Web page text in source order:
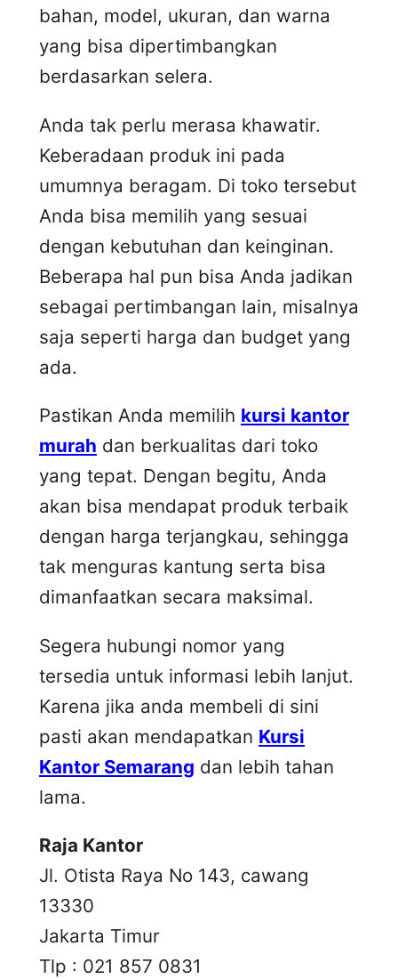
bahan, model, ukuran, dan warna
yang bisa dipertimbangkan
berdasarkan selera.
Anda tak perlu merasa khawatir.
Keberadaan produk ini pada
umumnya beragam. Di toko tersebut
Anda bisa memilih yang sesuai
dengan kebutuhan dan keinginan.
Beberapa hal pun bisa Anda jadikan
sebagai pertimbangan lain, misalnya
saja seperti harga dan budget yang
ada.
Pastikan Anda memilih kursi kantor
murah dan berkualitas dari toko
yang tepat. Dengan begitu, Anda
akan bisa mendapat produk terbaik
dengan harga terjangkau, sehingga
tak menguras kantung serta bisa
dimanfaatkan secara maksimal.
Segera hubungi nomor yang
tersedia untuk informasi lebih lanjut.
Karena jika anda membeli di sini
pasti akan mendapatkan Kursi
Kantor Semarang dan lebih tahan
lama.
Raja Kantor
Jl. Otista Raya No 143, cawang
13330
Jakarta Timur
Tlp : 021 857 0831